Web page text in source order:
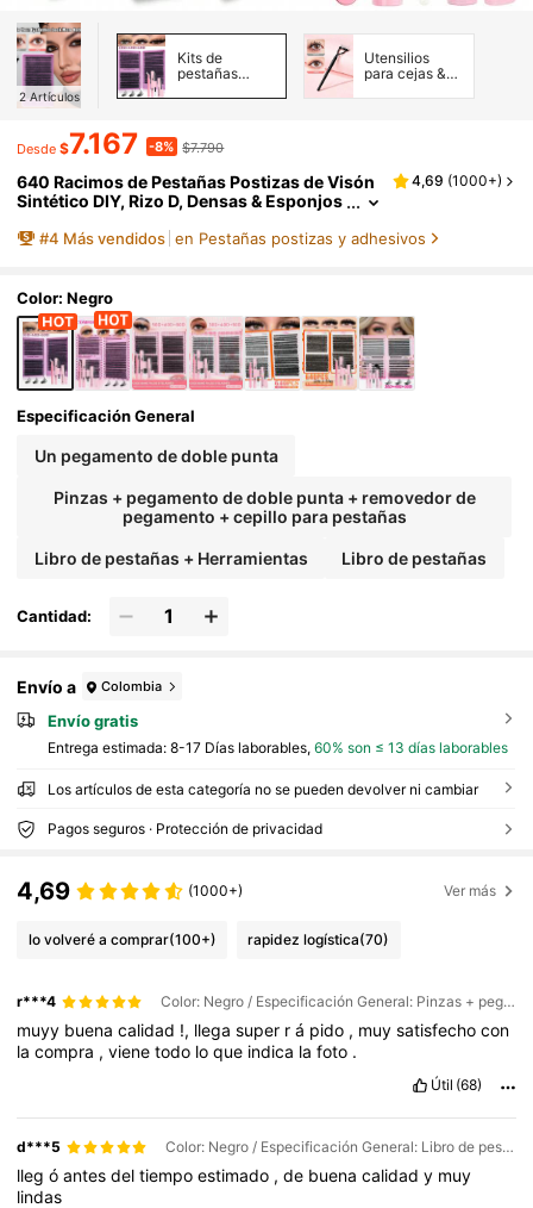
2 Artículos
Kits de
pestañas
adhesivos
Utensilios
para cejas &
Desde $7.167 -8% $7.790
640 Racimos de Pestañas Postizas de Visón
Sintético DIY, Rizo D, Densas & Esponjos
amativo, Adecuadas para Diversos Looks de
s. Ligeras & Reutilizables, Alta Relación Cost
o-Rendimiento, Adecuadas para Principiant
es, Aplicables a Múltiples Ocasiones, Uso Di
ario
4,69 (1000+)
#4 Más vendidos en Pestañas postizas y adhesivos
Color: Negro
Especificación General
Un pegamento de doble punta
Pinzas + pegamento de doble punta + removedor de
pegamento + cepillo para pestañas
Libro de pestañas + Herramientas Libro de pestañas
Cantidad:
Envío a Colombia
Envío gratis
Entrega estimada: 8-17 Días laborables, 60% son ≤ 13 días laborables
Los artículos de esta categoría no se pueden devolver ni cambiar
Pagos seguros · Protección de privacidad
4,69 (1000+) Ver más
lo volveré a comprar(100+) rapidez logística(70)
r***4 Color: Negro / Especificación General: Pinzas + pegamento de doble punta + removedor de pegamento + cepillo para pestañas
muyy buenacalidad !, llegasuper rá pido , muysatisfechocon
lacompra ,vienetodo loque indica lafoto .
Útil (68)
d***5 Color: Negro / Especificación General: Libro de pestañas + Herramientas
llegóantesdeltiempoestimado ,de buenacalidady muy
lindas